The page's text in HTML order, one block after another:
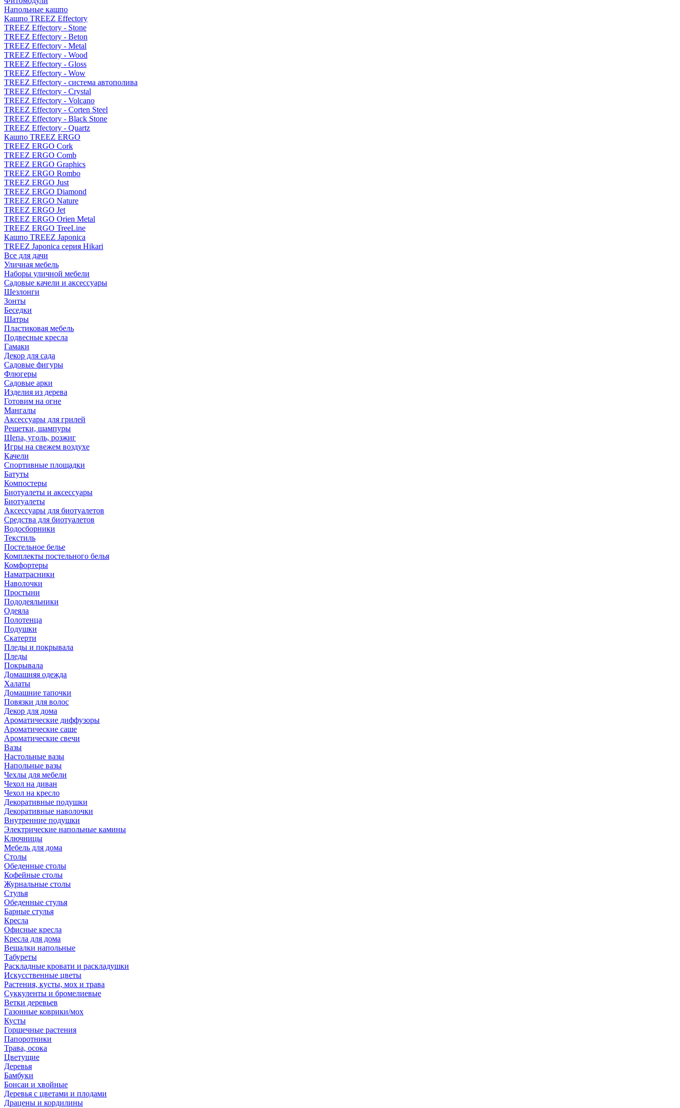
Напольные кашпо
Кашпо TREEZ Effectory
TREEZ Effectory - Stone
TREEZ Effectory - Beton
TREEZ Effectory - Metal
TREEZ Effectory - Wood
TREEZ Effectory - Gloss
TREEZ Effectory - Wow
TREEZ Effectory - система автополива
TREEZ Effectory - Crystal
TREEZ Effectory - Volcano
TREEZ Effectory - Corten Steel
TREEZ Effectory - Black Stone
TREEZ Effectory - Quartz
Кашпо TREEZ ERGO
TREEZ ERGO Cork
TREEZ ERGO Comb
TREEZ ERGO Graphics
TREEZ ERGO Rombo
TREEZ ERGO Just
TREEZ ERGO Diamond
TREEZ ERGO Nature
TREEZ ERGO Jet
TREEZ ERGO Orien Metal
TREEZ ERGO TreeLine
Кашпо TREEZ Japonica
TREEZ Japonica серия Hikari
Все для дачи
Уличная мебель
Наборы уличной мебели
Садовые качели и аксессуары
Шезлонги
Зонты
Беседки
Шатры
Пластиковая мебель
Подвесные кресла
Гамаки
Декор для сада
Садовые фигуры
Флюгеры
Садовые арки
Изделия из дерева
Готовим на огне
Мангалы
Аксессуары для грилей
Решетки, шампуры
Щепа, уголь, розжиг
Игры на свежем воздухе
Качели
Спортивные площадки
Батуты
Компостеры
Биотуалеты и аксессуары
Биотуалеты
Аксессуары для биотуалетов
Средства для биотуалетов
Водосборники
Текстиль
Постельное белье
Комплекты постельного белья
Комфортеры
Наматрасники
Наволочки
Простыни
Пододеяльники
Одеяла
Полотенца
Подушки
Скатерти
Пледы и покрывала
Пледы
Покрывала
Домашняя одежда
Халаты
Домашние тапочки
Повязки для волос
Декор для дома
Ароматические диффузоры
Ароматические саше
Ароматические свечи
Вазы
Настольные вазы
Напольные вазы
Чехлы для мебели
Чехол на диван
Чехол на кресло
Декоративные подушки
Декоративные наволочки
Внутренние подушки
Электрические напольные камины
Ключницы
Мебель для дома
Столы
Обеденные столы
Кофейные столы
Журнальные столы
Стулья
Обеденные стулья
Барные стулья
Кресла
Офисные кресла
Кресла для дома
Вешалки напольные
Табуреты
Раскладные кровати и раскладушки
Искусственные цветы
Растения, кусты, мох и трава
Суккуленты и бромелиевые
Ветки деревьев
Газонные коврики/мох
Кусты
Горшечные растения
Папоротники
Трава, осока
Цветущие
Деревья
Бамбуки
Бонсаи и хвойные
Деревья с цветами и плодами
Драцены и кордилины